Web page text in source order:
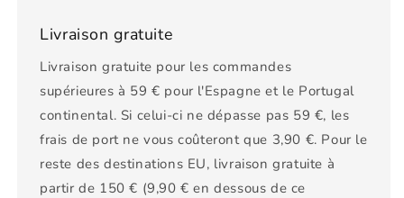
Livraison gratuite
Livraison gratuite pour les commandes
supérieures à 59 € pour l'Espagne et le Portugal
continental. Si celui-ci ne dépasse pas 59 €, les
frais de port ne vous coûteront que 3,90 €. Pour le
reste des destinations EU, livraison gratuite à
partir de 150 € (9,90 € en dessous de ce